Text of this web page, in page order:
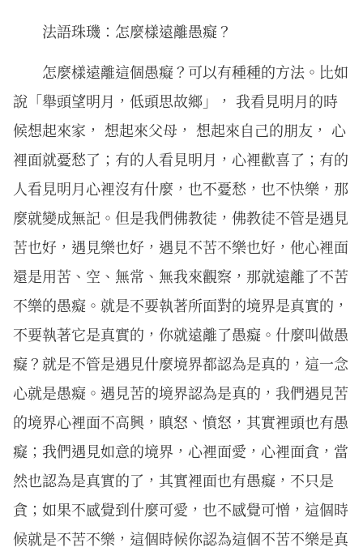
法語珠璣：怎麼樣遠離愚癡？
怎麼樣遠離這個愚癡？可以有種種的方法。比如
說「舉頭望明月，低頭思故鄉」， 我看見明月的時
候想起來家， 想起來父母， 想起來自己的朋友， 心
裡面就憂愁了；有的人看見明月，心裡歡喜了；有的
人看見明月心裡沒有什麼，也不憂愁，也不快樂，那
麼就變成無記。但是我們佛教徒，佛教徒不管是遇見
苦也好，遇見樂也好，遇見不苦不樂也好，他心裡面
還是用苦、空、無常、無我來觀察，那就遠離了不苦
不樂的愚癡。就是不要執著所面對的境界是真實的，
不要執著它是真實的，你就遠離了愚癡。什麼叫做愚
癡？就是不管是遇見什麼境界都認為是真的，這一念
心就是愚癡。遇見苦的境界認為是真的，我們遇見苦
的境界心裡面不高興，瞋怒、憤怒，其實裡頭也有愚
癡；我們遇見如意的境界，心裡面愛，心裡面貪，當
然也認為是真實的了，其實裡面也有愚癡，不只是
貪；如果不感覺到什麼可愛，也不感覺可憎，這個時
候就是不苦不樂，這個時候你認為這個不苦不樂是真